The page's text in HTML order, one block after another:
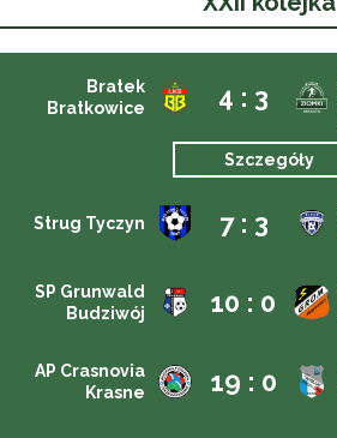
Bratek
Bratkowice
4 : 3
Szczegóły
Strug Tyczyn 7 : 3
SP Grunwald
Budziwój
10 : 0
AP Crasnovia
Krasne
19 : 0